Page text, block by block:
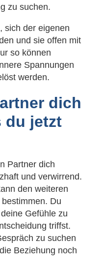
zu suchen.
sich der eigenen
und sie offen mit
so können
Spannungen
werden.
dich
du jetzt
Partner dich
und verwirrend.
den weiteren
Du
Gefühle zu
triffst.
zu suchen
Beziehung noch